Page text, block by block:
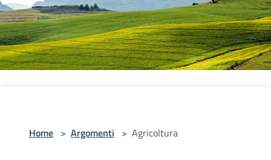
Home > Argomenti > Agricoltura